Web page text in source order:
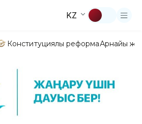
KZ
Конституциялық реформаАрнайы